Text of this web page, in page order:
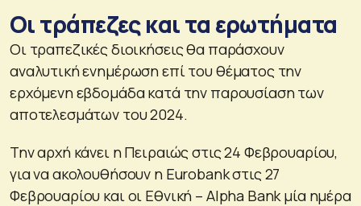
Οι τράπεζες και τα ερωτήματα
Οι τραπεζικές διοικήσεις θα παράσχουν
αναλυτική ενημέρωση επί του θέματος την
ερχόμενη εβδομάδα κατά την παρουσίαση των
αποτελεσμάτων του 2024.
Την αρχή κάνει η Πειραιώς στις 24 Φεβρουαρίου,
για να ακολουθήσουν η Eurobank στις 27
Φεβρουαρίου και οι Εθνική – Alpha Bank μία ημέρα